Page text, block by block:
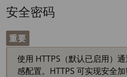
安全密码
重要
使用 HTTPS（默认已启用）
感配置。HTTPS 可实现安全